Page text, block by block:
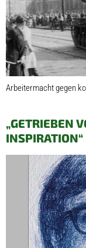
Arbeitermacht gegen
„GETRIEBEN
INSPIRATION“